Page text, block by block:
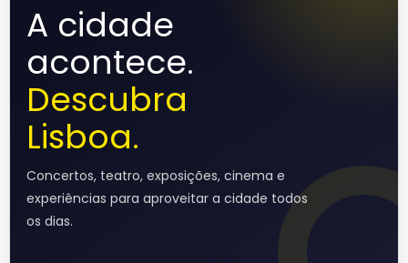
A cidade
acontece.
Descubra
Lisboa.
Concertos, teatro, exposições, cinema e
experiências para aproveitar a cidade todos
os dias.